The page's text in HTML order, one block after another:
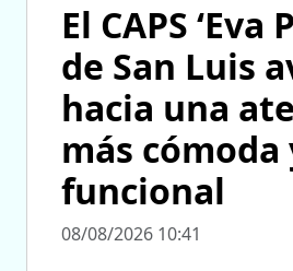
El CAPS ‘Eva
de San Luis
hacia una
más cómoda
funcional
08/08/2026 10:41